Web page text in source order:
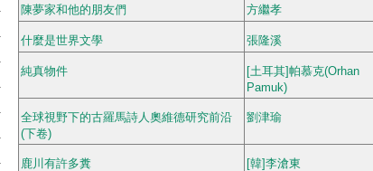
陳夢家和他的朋友們 方繼孝
什麼是世界文學 張隆溪
純真物件
[土耳其]帕慕克(Orhan
Pamuk)
全球視野下的古羅馬詩人奧維德研究前沿
(下卷)
劉津瑜
鹿川有許多糞 [韓]李滄東